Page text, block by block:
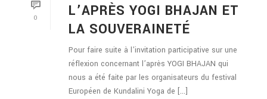
0
L’APRÈS YOGI BHAJAN ET
LA SOUVERAINETÉ
Pour faire suite à l’invitation participative sur une
réflexion concernant l’après YOGI BHAJAN qui
nous a été faite par les organisateurs du festival
Européen de Kundalini Yoga de [...]